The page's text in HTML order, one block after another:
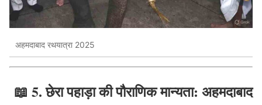
अहमदाबाद रथयात्रा 2025
📖 5. छेरा पहाड़ा की पौराणिक मान्यता: अहमदाबाद